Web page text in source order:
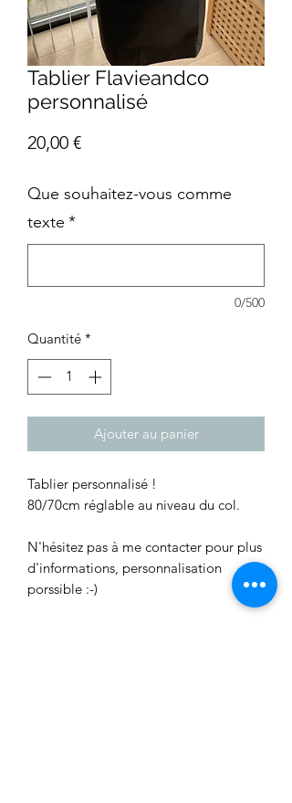
Tablier Flavieandco
personnalisé
20,00 €Prix
Que souhaitez-vous comme
texte *
0/500
Quantité *
Ajouter au panier
Tablier personnalisé !
80/70cm réglable au niveau du col.
N'hésitez pas à me contacter pour plus
d'informations, personnalisation
porssible :-)